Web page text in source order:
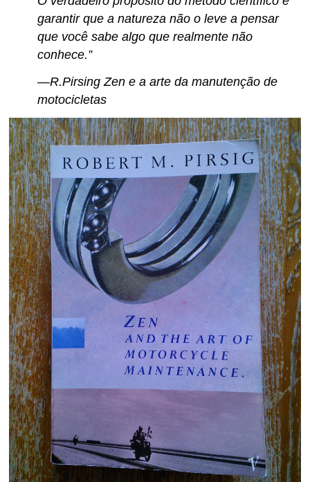
garantir que a natureza não o leve a pensar
que você sabe algo que realmente não
conhece.”
—R.Pirsing Zen e a arte da manutenção de
motocicletas